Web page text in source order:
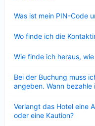
Was ist mein PIN-Code
Wo finde ich die
Wie finde ich heraus,
Bei der Buchung muss
angeben. Wann bezahle
Verlangt das Hotel eine
oder eine Kaution?